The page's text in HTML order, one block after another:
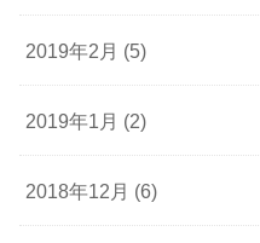
2019年2月 (5)
2019年1月 (2)
2018年12月 (6)